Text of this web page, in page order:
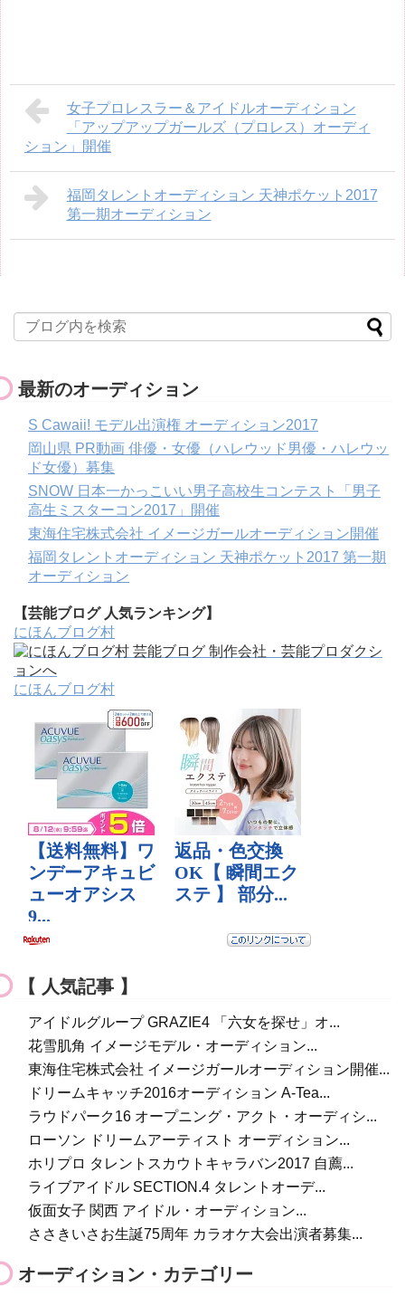
女子プロレスラー＆アイドルオーディション
「アップアップガールズ（プロレス）オーディ
ション」開催
福岡タレントオーディション 天神ポケット2017
第一期オーディション
最新のオーディション
S Cawaii! モデル出演権 オーディション2017
岡山県 PR動画 俳優・女優（ハレウッド男優・ハレウッ
ド女優）募集
SNOW 日本一かっこいい男子高校生コンテスト「男子
高生ミスターコン2017」開催
東海住宅株式会社 イメージガールオーディション開催
福岡タレントオーディション 天神ポケット2017 第一期
オーディション
【芸能ブログ 人気ランキング】
にほんブログ村
にほんブログ村
【 人気記事 】
アイドルグループ GRAZIE4 「六女を探せ」オ...
花雪肌角 イメージモデル・オーディション...
東海住宅株式会社 イメージガールオーディション開催...
ドリームキャッチ2016オーディション A-Tea...
ラウドパーク16 オープニング・アクト・オーディシ...
ローソン ドリームアーティスト オーディション...
ホリプロ タレントスカウトキャラバン2017 自薦...
ライブアイドル SECTION.4 タレントオーデ...
仮面女子 関西 アイドル・オーディション...
ささきいさお生誕75周年 カラオケ大会出演者募集...
オーディション・カテゴリー